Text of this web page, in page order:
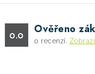
á
d
a
c
0.0 Ověřeno
0 recenzí.